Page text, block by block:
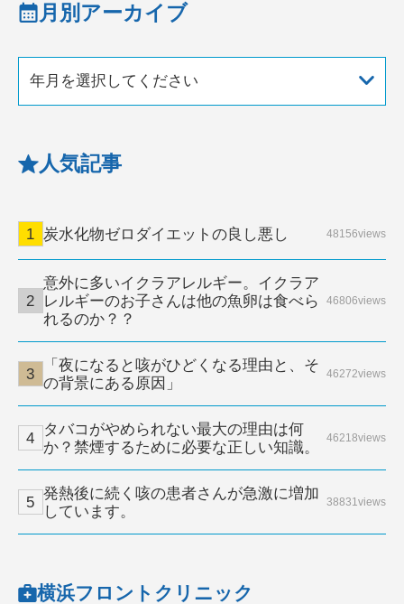
月別アーカイブ
年月を選択してください
人気記事
炭水化物ゼロダイエットの良し悪し 48156views
意外に多いイクラアレルギー。イクラア
レルギーのお子さんは他の魚卵は食べら
れるのか？？
46806views
「夜になると咳がひどくなる理由と、そ
の背景にある原因」
46272views
タバコがやめられない最大の理由は何
か？禁煙するために必要な正しい知識。
46218views
発熱後に続く咳の患者さんが急激に増加
しています。
38831views
横浜フロントクリニック